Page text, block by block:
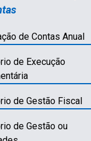
de Contas Anual
de Execução
de Gestão Fiscal
de Gestão ou